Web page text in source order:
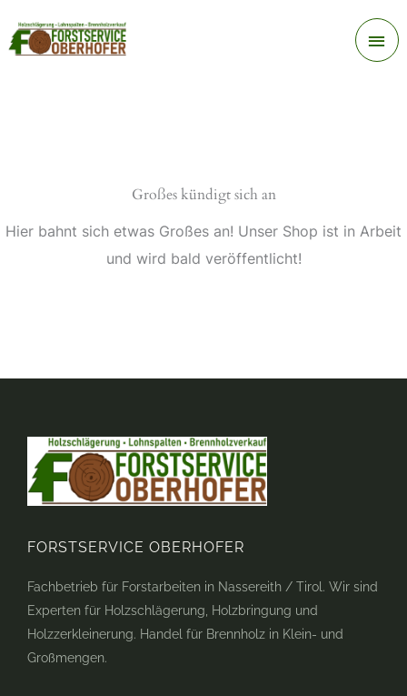
Inhalt
Großes kündigt sich an
Hier bahnt sich etwas Großes an! Unser Shop ist in Arbeit
und wird bald veröffentlicht!
FORSTSERVICE OBERHOFER
Fachbetrieb für Forstarbeiten in Nassereith / Tirol. Wir sind
Experten für Holzschlägerung, Holzbringung und
Holzzerkleinerung. Handel für Brennholz in Klein- und
Großmengen.